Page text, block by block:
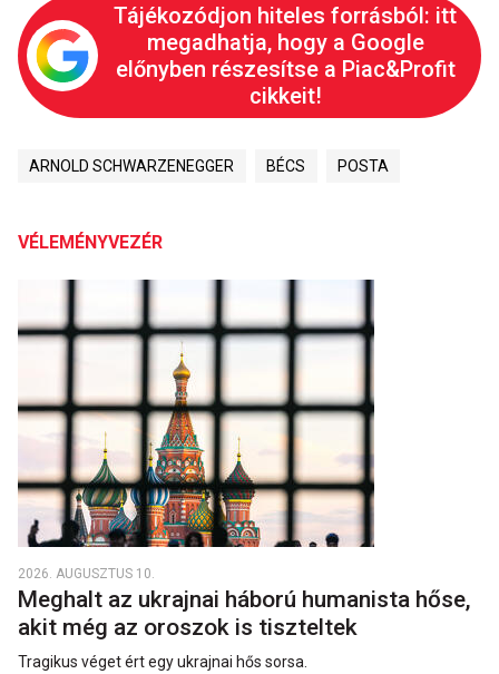
Tájékozódjon hiteles forrásból: itt
megadhatja, hogy a Google
előnyben részesítse a Piac&Profit
cikkeit!
ARNOLD SCHWARZENEGGER BÉCS POSTA
VÉLEMÉNYVEZÉR
2026. AUGUSZTUS 10.
Meghalt az ukrajnai háború humanista hőse,
akit még az oroszok is tiszteltek
Tragikus véget ért egy ukrajnai hős sorsa.